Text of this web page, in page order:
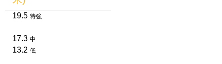
19.5 特強
17.3 中
13.2 低